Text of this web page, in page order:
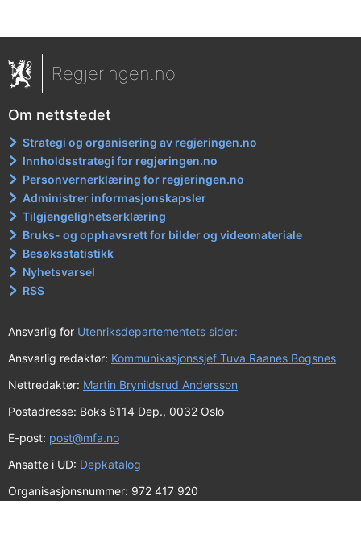
Regjeringen.no
Om nettstedet
Strategi og organisering av regjeringen.no
Innholdsstrategi for regjeringen.no
Personvernerklæring for regjeringen.no
Administrer informasjonskapsler
Tilgjengelighetserklæring
Bruks- og opphavsrett for bilder og videomateriale
Besøksstatistikk
Nyhetsvarsel
RSS
Ansvarlig for Utenriksdepartementets sider:
Ansvarlig redaktør: Kommunikasjonssjef Tuva Raanes Bogsnes
Nettredaktør: Martin Brynildsrud Andersson
Postadresse: Boks 8114 Dep., 0032 Oslo
E-post: post@mfa.no
Ansatte i UD: Depkatalog
Organisasjonsnummer: 972 417 920